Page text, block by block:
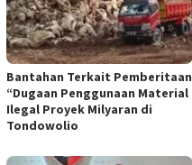
Bantahan Terkait Pemberitaan
“Dugaan Penggunaan Material
Ilegal Proyek Milyaran di
Tondowolio